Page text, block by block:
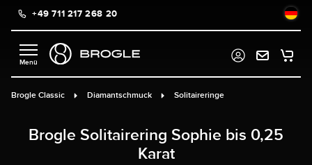
springen
+49 711 217 268 20
Brogle Classic Diamantschmuck Solitaireringe
Brogle Solitairering Sophie bis 0,25
Karat